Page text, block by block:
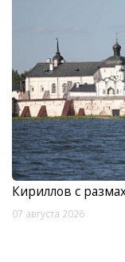
Кириллов с
07 августа 2026